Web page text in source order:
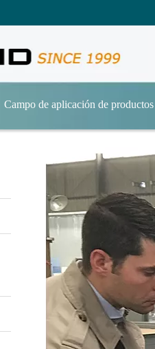
Campo de aplicación de productos